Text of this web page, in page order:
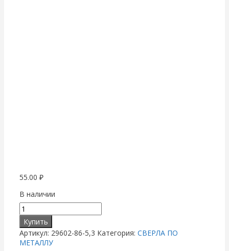
55.00 ₽
В наличии
Купить
Артикул: 29602-86-5,3 Категория: СВЕРЛА ПО
МЕТАЛЛУ